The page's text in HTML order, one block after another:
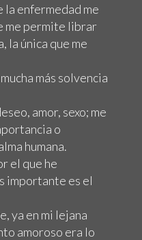
la enfermedad me
me permite librar
la única que me
más solvencia
amor, sexo; me
o
humana.
el que he
importante es el
ya en mi lejana
amoroso era lo